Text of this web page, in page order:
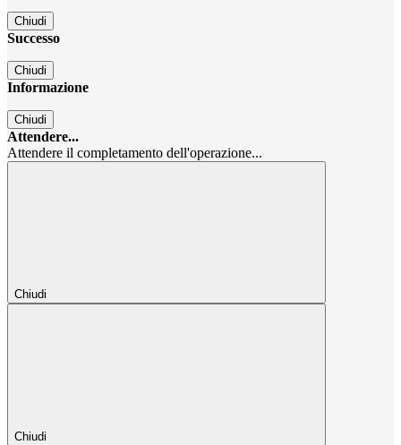
Chiudi
Successo
Chiudi
Informazione
Chiudi
Attendere...
Attendere il completamento dell'operazione...
Chiudi
Chiudi